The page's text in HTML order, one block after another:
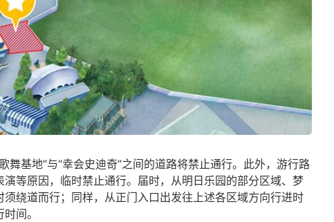
基地”与“幸会史迪奇”之间的道路将禁止通行。此外，游行路
等原因，临时禁止通行。届时，从明日乐园的部分区域、梦
绕道而行；同样，从正门入口出发往上述各区域方向行进时
间。